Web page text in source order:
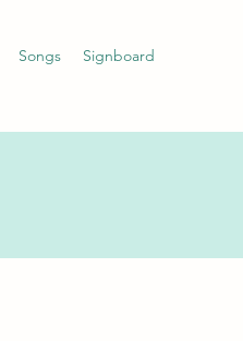
Songs Signboard